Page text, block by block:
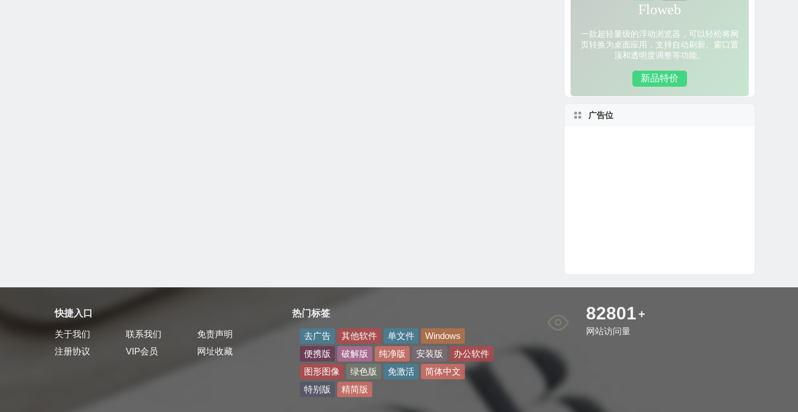
广告位
快捷入口
关于我们 联系我们
免责声明
注册协议
VIP会员 网址收藏
热门标签
去广告 其他软件 单文件
Windows
便携版
破解版 纯净版 安装版
办公软件
图形图像
绿色版 免激活
简体中文
特别版
精简版
90383 +
网站访问量